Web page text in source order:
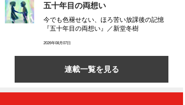
五十年目の両想い
今でも色褪せない、ほろ苦い放課後の記憶
『五十年目の両想い』／新堂冬樹
2026年08月07日
連載一覧を見る